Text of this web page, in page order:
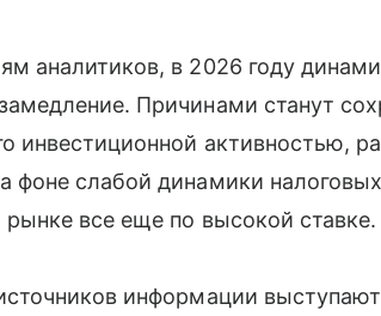
аналитиков, в 2026 году
Причинами станут
инвестиционной активностью,
фоне слабой динамики
рынке все еще по высокой ставке.
информации